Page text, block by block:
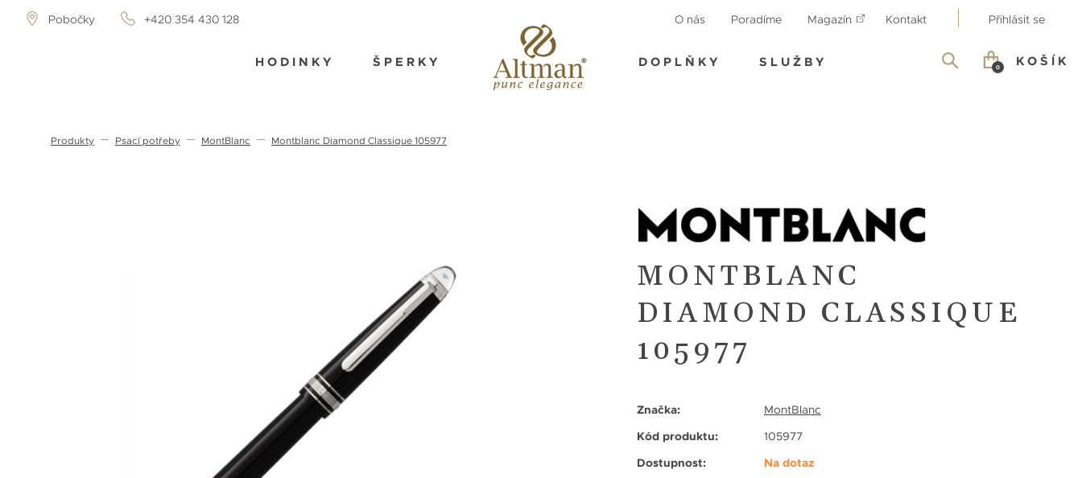
Pobočky +420 354 430 128 O nás Poradíme Magazín Kontakt Přihlásit se
HODINKY ŠPERKY DOPLŇKY SLUŽBY KOŠÍK
0
Produkty Psací potřeby MontBlanc Montblanc Diamond Classique 105977
MONTBLANC
DIAMOND CLASSIQUE
105977
Značka:
MontBlanc
Kód produktu:
105977
Dostupnost:
Na dotaz